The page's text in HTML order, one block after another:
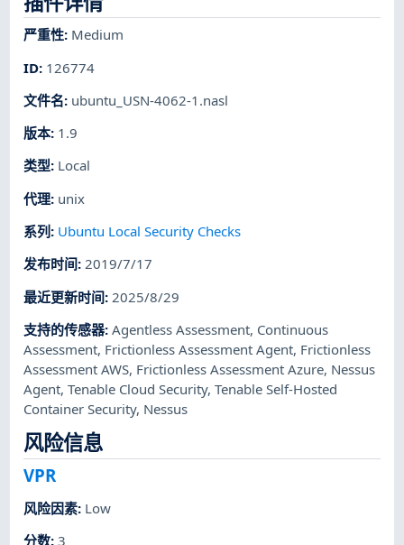
严重性: Medium
ID: 126774
文件名: ubuntu_USN-4062-1.nasl
版本: 1.9
类型: Local
代理: unix
系列 : Ubuntu Local Security Checks
发布时间:2019/7/17
最近更新时间: 2025/8/29
支持的传感器:Agentless Assessment, Continuous
Assessment, Frictionless Assessment Agent, Frictionless
Assessment AWS, Frictionless Assessment Azure, Nessus
Agent,Tenable Cloud Security,Tenable Self-Hosted
Container Security, Nessus
风险信息
VPR
风险因素: Low
分数:3